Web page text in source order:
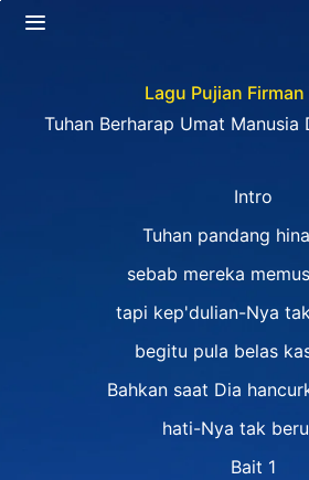
Lagu Pujian Firman
Tuhan Berharap Umat Manusia
Intro
Tuhan pandang
sebab mereka
tapi kep'dulian-Nya
begitu pula belas
Bahkan saat Dia
hati-Nya tak
Bait 1